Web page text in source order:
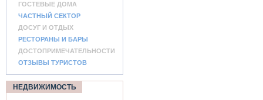
ГОСТЕВЫЕ ДОМА
ЧАСТНЫЙ СЕКТОР
ДОСУГ И ОТДЫХ
РЕСТОРАНЫ И БАРЫ
ДОСТОПРИМЕЧАТЕЛЬНОСТИ
ОТЗЫВЫ ТУРИСТОВ
НЕДВИЖИМОСТЬ